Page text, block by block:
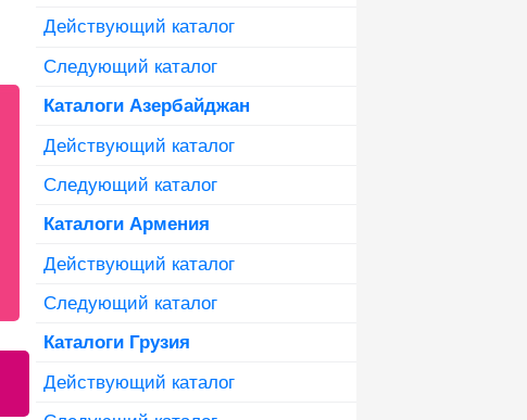
Действующий каталог
Следующий каталог
Каталоги Азербайджан
Действующий каталог
Следующий каталог
Каталоги Армения
Действующий каталог
Следующий каталог
Каталоги Грузия
Действующий каталог